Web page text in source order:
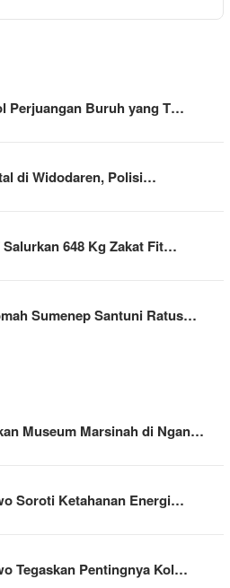
Perjuangan Buruh yang T…
di Widodaren, Polisi…
Salurkan 648 Kg Zakat Fit…
Sumenep Santuni Ratus…
Museum Marsinah di Ngan…
Soroti Ketahanan Energi…
Tegaskan Pentingnya Kol…